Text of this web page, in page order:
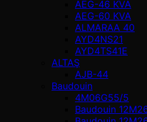
AEG-46 KVA
AEG-60 KVA
ALMARAA 40
AYD4NS21
AYD4TS41E
ALTAŞ
AJB-44
Baudouin
4M06G55/5
Baudouin